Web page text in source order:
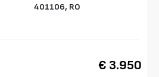
401106, RO
€ 3.950